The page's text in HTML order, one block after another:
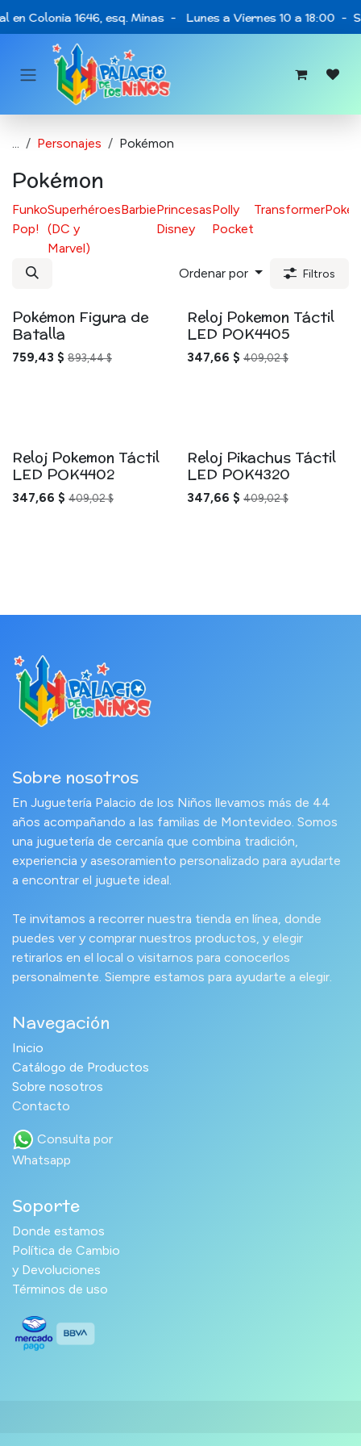
Ir al contenido
Colonia 1646, esq. Minas - Lunes a Viernes 10 a 18:00 -
... Personajes Pokémon
Pokémon
Funko
Pop!
Superhéroes
(DC y
Marvel)
BarbiePrincesas
Disney
Polly
Pocket
Transformer
Ordenar por Filtros
Pokémon Figura de
Batalla
759,43 $ 893,44$
Reloj Pokemon Táctil
LED POK4405
347,66 $ 409,02$
Reloj Pokemon Táctil
LED POK4402
347,66 $ 409,02$
Reloj Pikachus Táctil
LED POK4320
347,66 $ 409,02$
Sobre nosotros
En Juguetería Palacio de los Niños llevamos más de 44
años acompañando a las familias de Montevideo. Somos
una juguetería de cercanía que combina tradición,
experiencia y asesoramiento personalizado para ayudarte
a encontrar el juguete ideal.
Te invitamos a recorrer nuestra tienda en línea, donde
puedes ver y comprar nuestros productos, y elegir
retirarlos en el local o visitarnos para conocerlos
personalmente. Siempre estamos para ayudarte a elegir.
Navegación
Inicio
Catálogo de Productos
Sobre nosotros
Contacto
Consulta por
Whatsapp
Soporte
Donde estamos
Política de Cambio
y Devoluciones
Términos de uso